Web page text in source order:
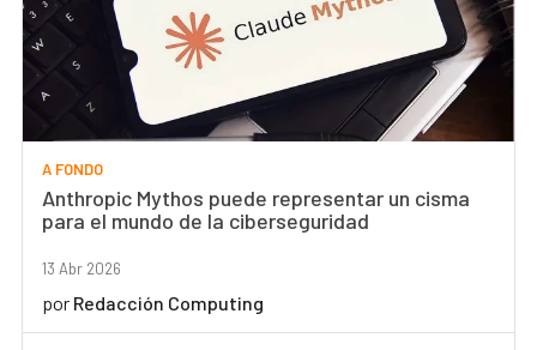
A FONDO
Anthropic Mythos puede representar un cisma
para el mundo de la ciberseguridad
13 Abr 2026
por Redacción Computing